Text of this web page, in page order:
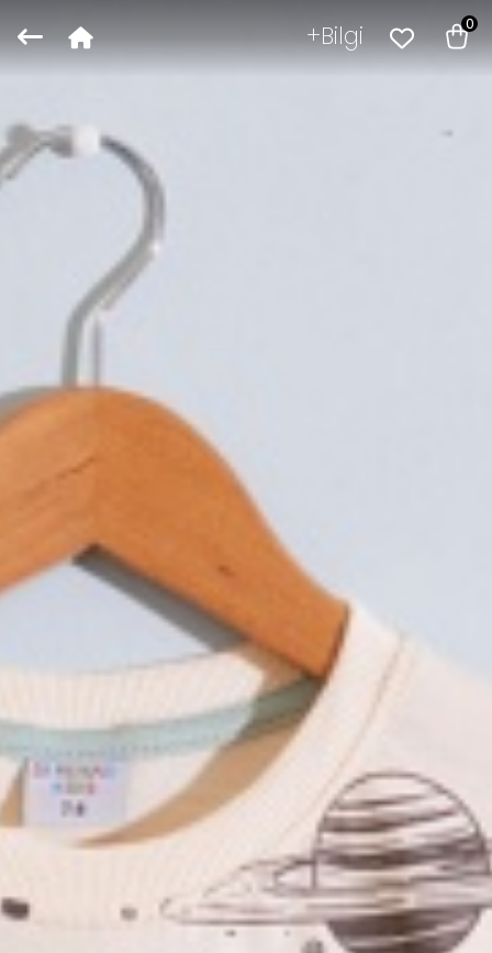
Bilgi 0